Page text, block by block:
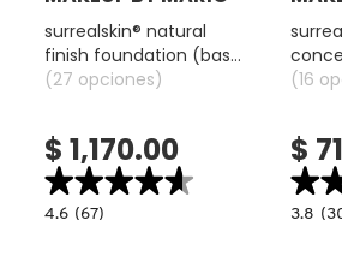
VERSACE
surrealskin® natural
finish foundation (base
de larga duración con
(27 opciones)
$ 1,170.00
★★★★★
★★★★★
4.6
4.6 (67)
(16
$
3.8
3.8